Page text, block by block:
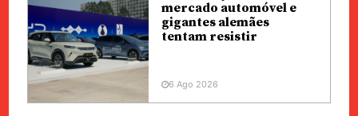
mercado automóvel e
gigantes alemães
tentam resistir
6 Ago 2026